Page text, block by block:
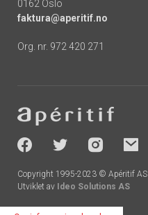
0162 Oslo
faktura@aperitif.no
Org. nr. 972 420 271
-
socials
Copyright 1995-2023 © Apéritif AS
Utviklet av Ideo Solutions AS